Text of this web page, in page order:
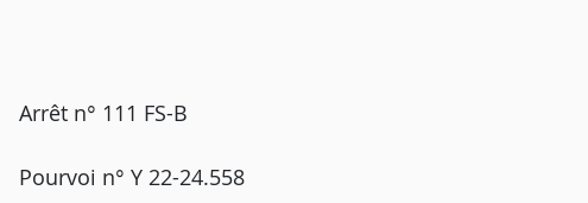
Arrêt n° 111 FS-B
Pourvoi n° Y 22-24.558